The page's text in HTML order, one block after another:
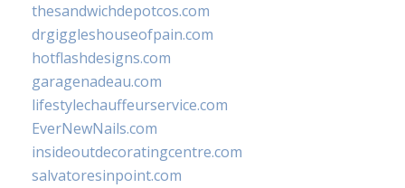
thesandwichdepotcos.com
drgiggleshouseofpain.com
hotflashdesigns.com
garagenadeau.com
lifestylechauffeurservice.com
EverNewNails.com
insideoutdecoratingcentre.com
salvatoresinpoint.com